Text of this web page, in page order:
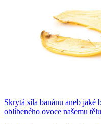
Skrytá síla banánu aneb jaké
oblíbeného ovoce našemu tělu